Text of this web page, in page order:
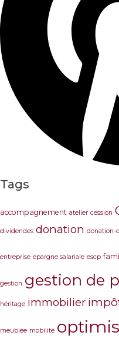
Tags
accompagnement atelier cession
dividendes donation donation-
entreprise epargne salariale escp
gestion gestion de
héritage immobilier
meublée mobilité